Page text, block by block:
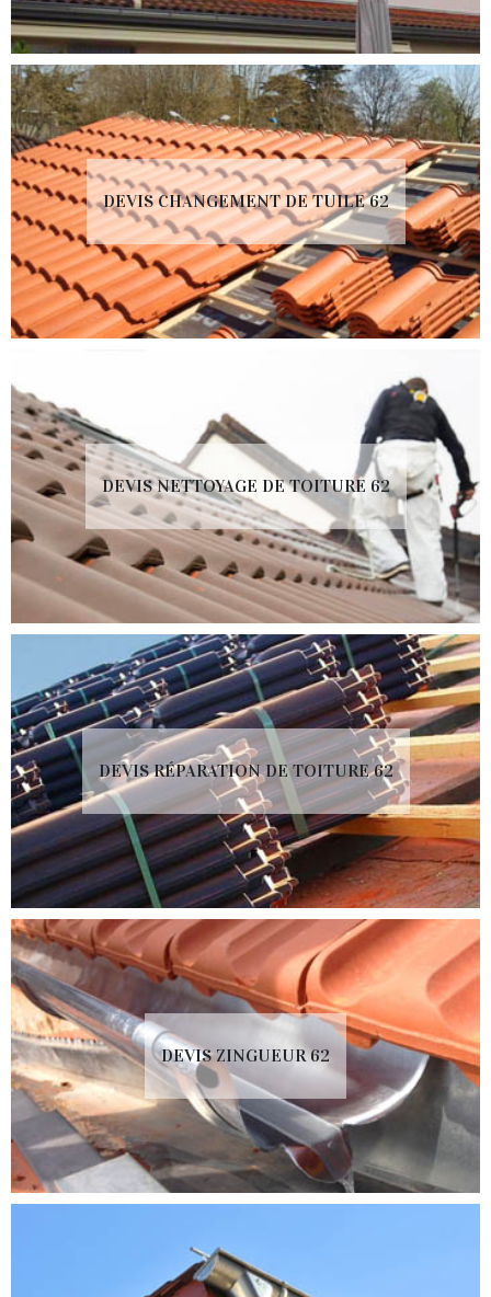
DEVIS CHANGEMENT DE TUILE 62
DEVIS NETTOYAGE DE TOITURE 62
DEVIS RÉPARATION DE TOITURE 62
DEVIS ZINGUEUR 62